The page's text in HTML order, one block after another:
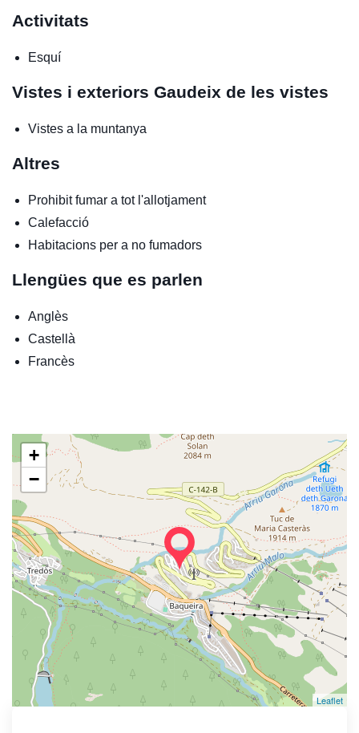
Activitats
Esquí
Vistes i exteriors Gaudeix de les vistes
Vistes a la muntanya
Altres
Prohibit fumar a tot l'allotjament
Calefacció
Habitacions per a no fumadors
Llengües que es parlen
Anglès
Castellà
Francès
+
−
Leaflet